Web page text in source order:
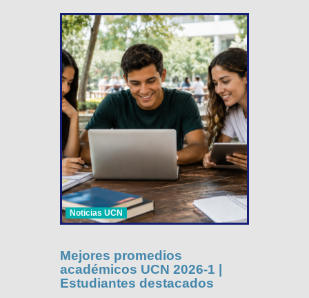
Noticias UCN
Mejores promedios
académicos UCN 2026-1 |
Estudiantes destacados